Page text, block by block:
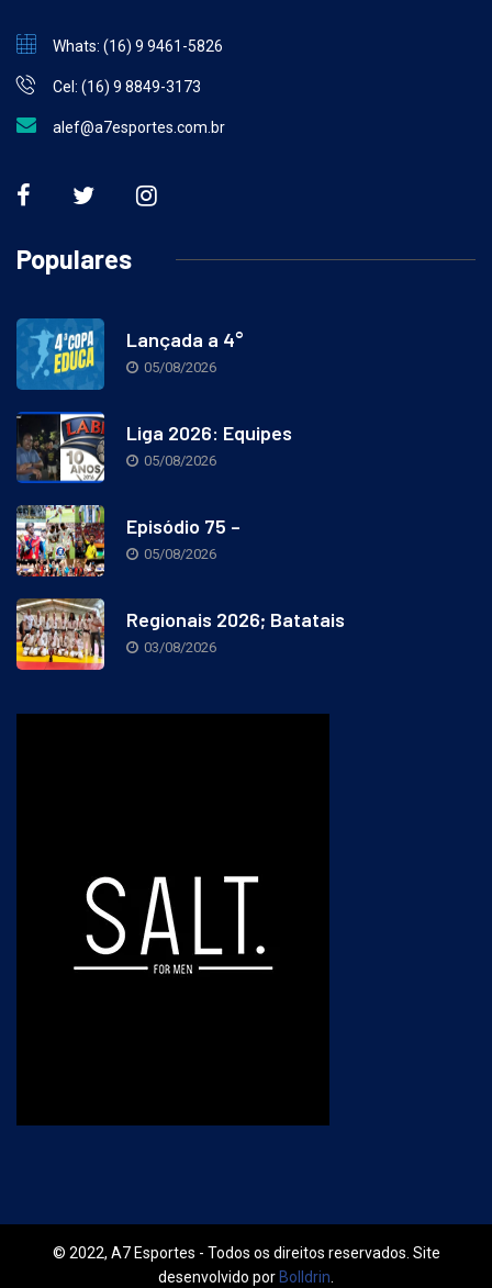
Whats: (16) 9 9461-5826
Cel: (16) 9 8849-3173
alef@a7esportes.com.br
Populares
Lançada a 4°
05/08/2026
Liga 2026: Equipes
05/08/2026
Episódio 75 –
05/08/2026
Regionais 2026; Batatais
03/08/2026
© 2022, A7 Esportes - Todos os direitos reservados. Site
desenvolvido por Bolldrin.